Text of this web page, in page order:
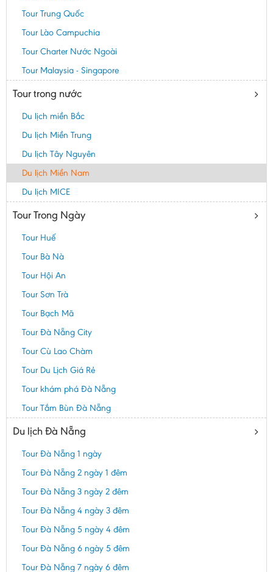
Tour Trung Quốc
Tour Lào Campuchia
Tour Charter Nước Ngoài
Tour Malaysia - Singapore
Tour trong nước
Du lịch miền Bắc
Du lịch Miền Trung
Du lịch Tây Nguyên
Du lịch Miền Nam
Du lịch MICE
Tour Trong Ngày
Tour Huế
Tour Bà Nà
Tour Hội An
Tour Sơn Trà
Tour Bạch Mã
Tour Đà Nẵng City
Tour Cù Lao Chàm
Tour Du Lịch Giá Rẻ
Tour khám phá Đà Nẵng
Tour Tắm Bùn Đà Nẵng
Du lịch Đà Nẵng
Tour Đà Nẵng 1 ngày
Tour Đà Nẵng 2 ngày 1 đêm
Tour Đà Nẵng 3 ngày 2 đêm
Tour Đà Nẵng 4 ngày 3 đêm
Tour Đà Nẵng 5 ngày 4 đêm
Tour Đà Nẵng 6 ngày 5 đêm
Tour Đà Nẵng 7 ngày 6 đêm